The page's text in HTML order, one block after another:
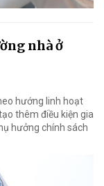
nhà ở
hướng linh hoạt
thêm điều kiện gia
hưởng chính sách